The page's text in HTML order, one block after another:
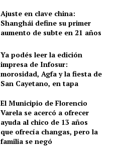
Ajuste en clave china:
Shanghái define su primer
aumento de subte en 21 años
Ya podés leer la edición
impresa de Infosur:
morosidad, Agfa y la fiesta de
San Cayetano, en tapa
El Municipio de Florencio
Varela se acercó a ofrecer
ayuda al chico de 13 años
que ofrecía changas, pero la
familia se negó